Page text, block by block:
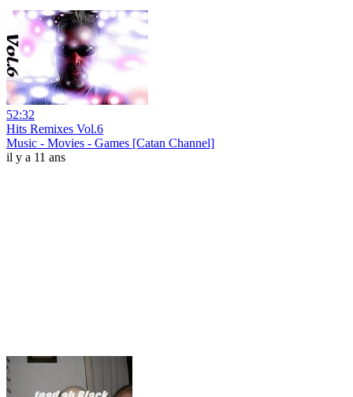
52:32
Hits Remixes Vol.6
Music - Movies - Games [Catan Channel]
il y a 11 ans